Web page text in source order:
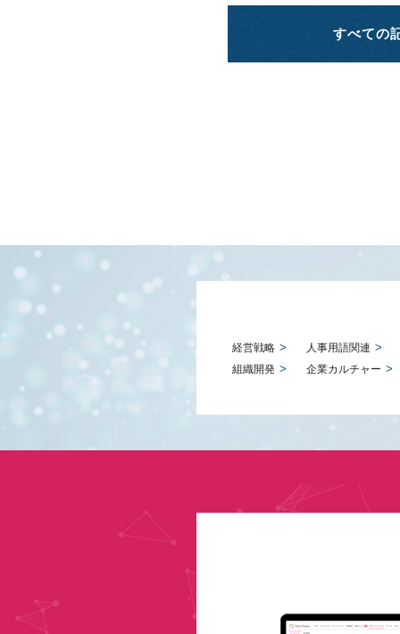
すべての
経営戦略
人事用語関連
組織開発
企業カルチャー